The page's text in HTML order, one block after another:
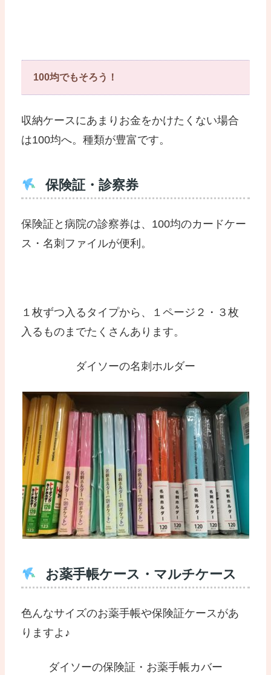
100均でもそろう！
収納ケースにあまりお金をかけたくない場合
は100均へ。種類が豊富です。
保険証・診察券
保険証と病院の診察券は、100均のカードケー
ス・名刺ファイルが便利。
１枚ずつ入るタイプから、１ページ２・３枚
入るものまでたくさんあります。
ダイソーの名刺ホルダー
お薬手帳ケース・マルチケース
色んなサイズのお薬手帳や保険証ケースがあ
りますよ♪
ダイソーの保険証・お薬手帳カバー